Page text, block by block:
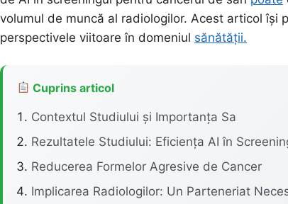
volumul de muncă al radiologilor. Acest articol își
perspectivele viitoare în domeniul sănătății.
Cuprins articol
Contextul Studiului și Importanța Sa
Rezultatele Studiului: Eficiența AI în
Reducerea Formelor Agresive de Cancer
Implicarea Radiologilor: Un Parteneriat